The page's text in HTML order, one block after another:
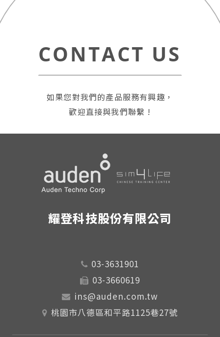
CONTACT US
如果您對我們的產品服務有興趣，
歡迎直接與我們聯繫 !
耀登科技股份有限公司
03-3631901
03-3660619
ins@auden.com.tw
桃園市八德區和平路1125巷27號